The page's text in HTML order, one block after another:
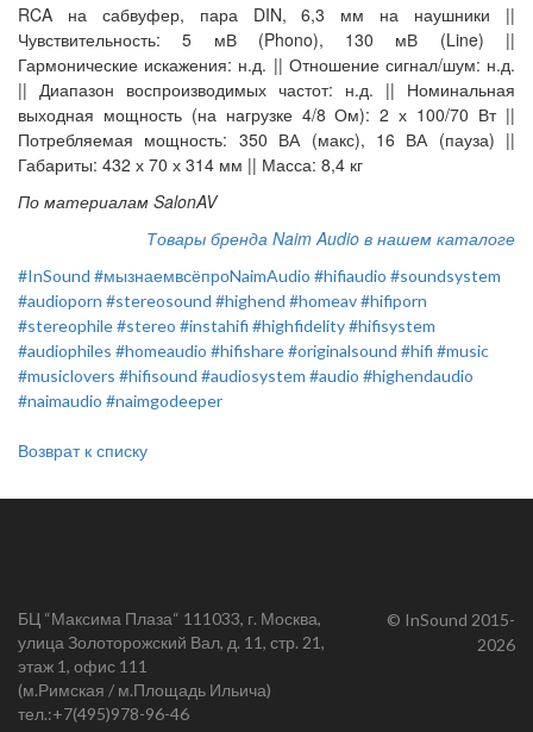
RCA на сабвуфер, пара DIN, 6,3 мм на наушники ||
Чувствительность: 5 мВ (Phono), 130 мВ (Line) ||
Гармонические искажения: н.д. || Отношение сигнал/шум: н.д.
|| Диапазон воспроизводимых частот: н.д. || Номинальная
выходная мощность (на нагрузке 4/8 Ом): 2 х 100/70 Вт ||
Потребляемая мощность: 350 ВА (макс), 16 ВА (пауза) ||
Габариты: 432 х 70 х 314 мм || Масса: 8,4 кг
По материалам SalonAV
Товары бренда Naim Audio в нашем каталоге
#InSound #мызнаемвсёпроNaimAudio #hifiaudio #soundsystem
#audioporn #stereosound #highend #homeav#hifiporn
#stereophile#stereo #instahifi #highfidelity#hifisystem
#audiophiles #homeaudio #hifishare#originalsound #hifi #music
#musiclovers #hifisound #audiosystem #audio #highendaudio
#naimaudio #naimgodeeper
Возврат к списку
БЦ “Максима Плаза“ 111033, г. Москва,
улица Золоторожский Вал, д. 11, стр. 21,
этаж 1, офис 111
(м.Римская / м.Площадь Ильича)
тел.:+7(495)978-96-46
© InSound 2015-
2026